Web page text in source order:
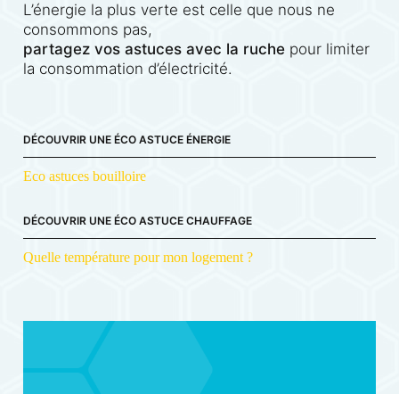
L’énergie la plus verte est celle que nous ne
consommons pas,
partagez vos astuces avec la ruche pour limiter
la consommation d’électricité.
DÉCOUVRIR UNE ÉCO ASTUCE ÉNERGIE
Eco astuces bouilloire
DÉCOUVRIR UNE ÉCO ASTUCE CHAUFFAGE
Quelle température pour mon logement ?